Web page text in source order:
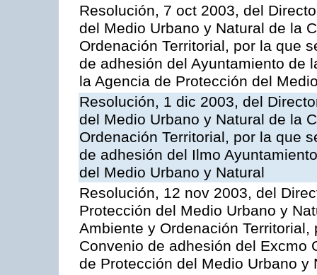
Resolución, 7 oct 2003, del
del Medio Urbano y Natural de la
Ordenación Territorial, por la que
de adhesión del Ayuntamiento de
la Agencia de Protección del
Resolución, 1 dic 2003, del
del Medio Urbano y Natural de la
Ordenación Territorial, por la que
de adhesión del Ilmo
del Medio Urbano y Natural
Resolución, 12 nov 2003, del
Protección del Medio Urbano y
Ambiente y Ordenación
Convenio de adhesión del Excmo
de Protección del Medio Urbano y